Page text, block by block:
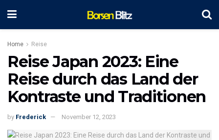
Home Reise
Reise Japan 2023: Eine
Reise durch das Land der
Kontraste und Traditionen
by Frederick November 12, 2023